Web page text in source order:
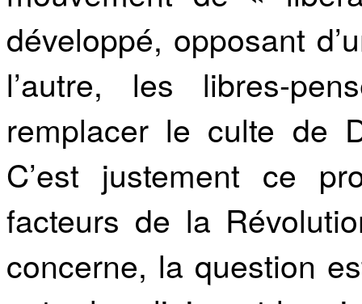
développé, opposant
l’autre, les libres-
remplacer le culte de
C’est justement ce
facteurs de la
concerne, la question